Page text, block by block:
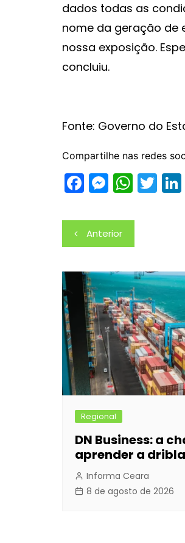
dados todas as
nome da geração de
nossa exposição.
concluiu.
Fonte: Governo do
Compartilhe nas redes
F
c
e
o
o
k
M
s
s
n
g
er
W
at
s
p
p
T
Navegação
de
Post
Anterior
Regional
DN Business: a
aprender a
Informa Ceara
8 de agosto de 2026